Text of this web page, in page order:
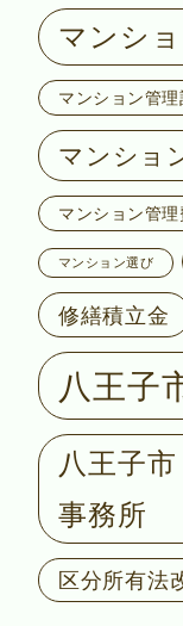
マンシ
マンション管
マンショ
マンション管理
マンション選び
修繕積立金
八王子
八王子
事務所
区分所有法